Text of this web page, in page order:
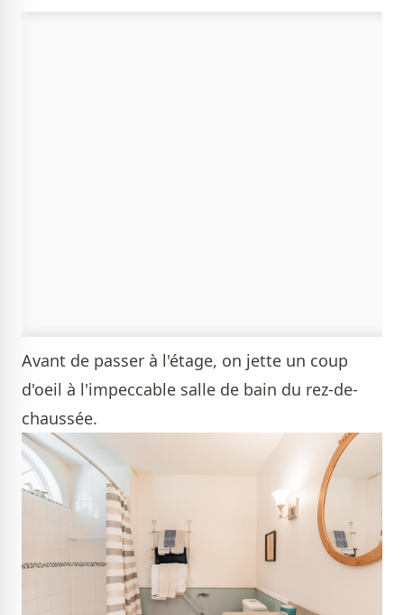
Avant de passer à l'étage, on jette un coup
d'oeil à l'impeccable salle de bain du rez-de-
chaussée.